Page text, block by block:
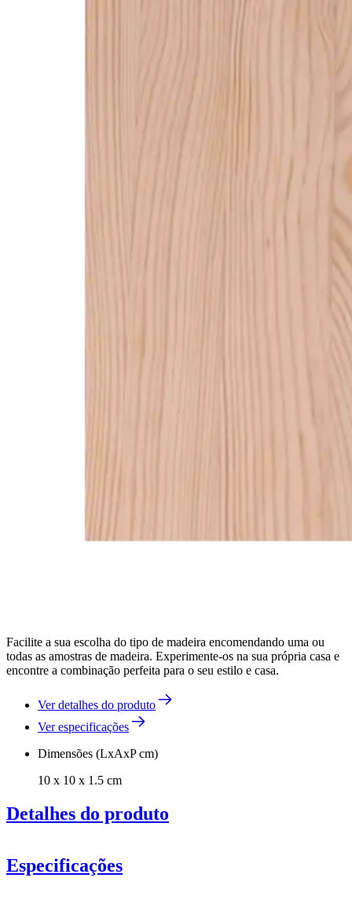
Facilite a sua escolha do tipo de madeira encomendando uma ou
todas as amostras de madeira. Experimente-os na sua própria casa e
encontre a combinação perfeita para o seu estilo e casa.
Ver detalhes do produto
Ver especificações
Dimensões (LxAxP cm)
10 x 10 x 1.5 cm
Detalhes do produto
Especificações